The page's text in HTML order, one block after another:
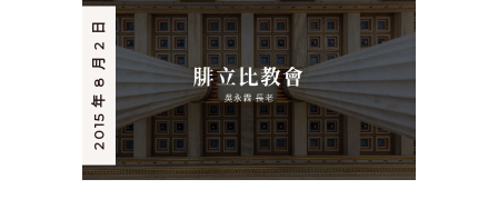
2015 年 8 月 2 日